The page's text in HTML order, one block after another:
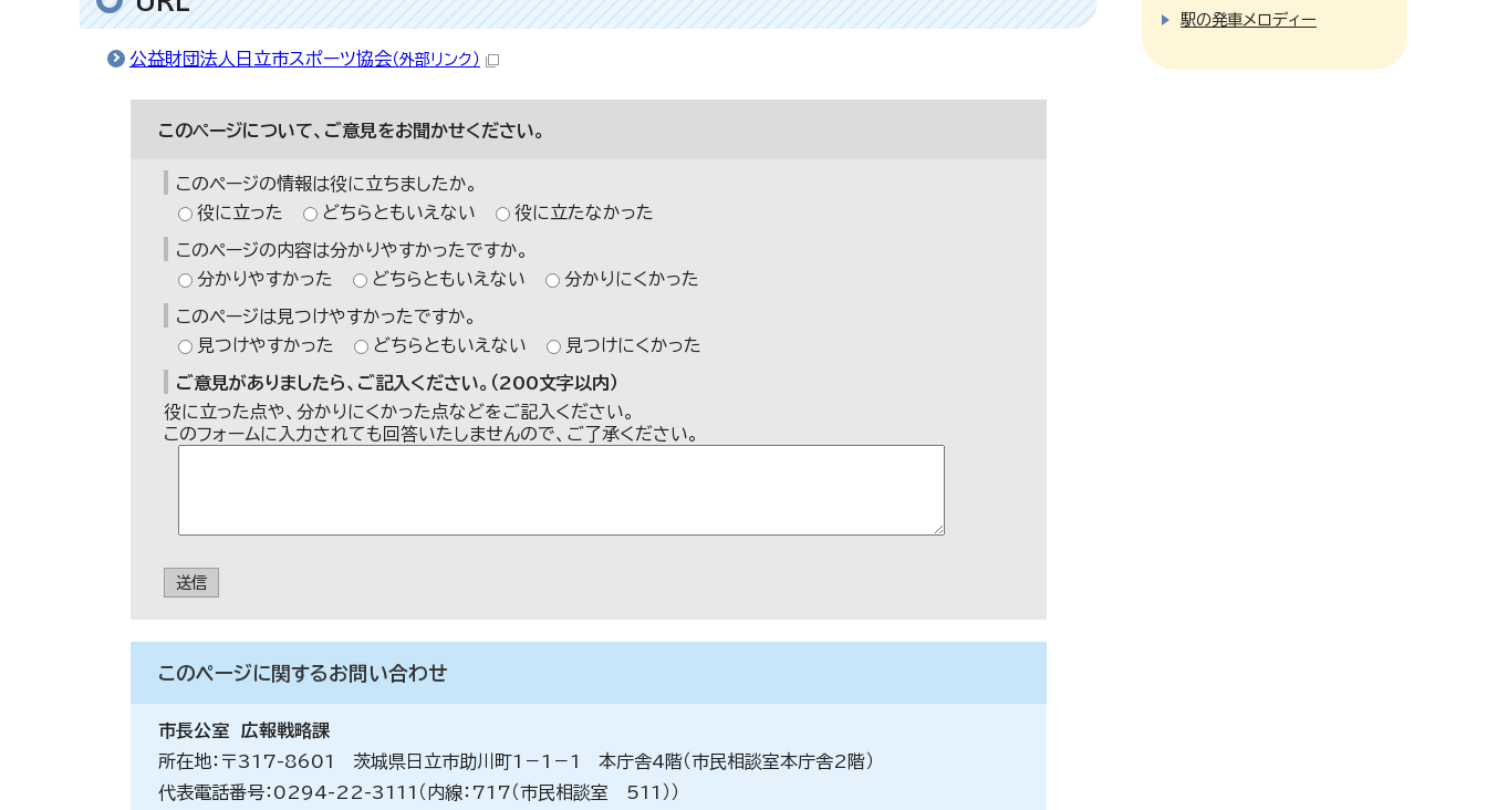
公益財団法人日立市スポーツ協会（外部リンク）
このページについて、ご意見をお聞かせください。
このページの情報は役に立ちましたか。
役に立った
どちらともいえない 役に立たなかった
このページの内容は分かりやすかったですか。
分かりやすかった
どちらともいえない 分かりにくかった
このページは見つけやすかったですか。
見つけやすかった
どちらともいえない 見つけにくかった
ご意見がありましたら、ご記入ください。（200文字以内）
役に立った点や、分かりにくかった点などをご記入ください。
このフォームに入力されても回答いたしませんので、ご了承ください。
送信
このページに関するお問い合わせ
市長公室 広報戦略課
所在地：〒317-8601 茨城県日立市助川町1－1－1 本庁舎4階（市民相談室本庁舎2階）
代表電話番号：0294-22-3111（内線：717（市民相談室 511））
駅の発車メロディー